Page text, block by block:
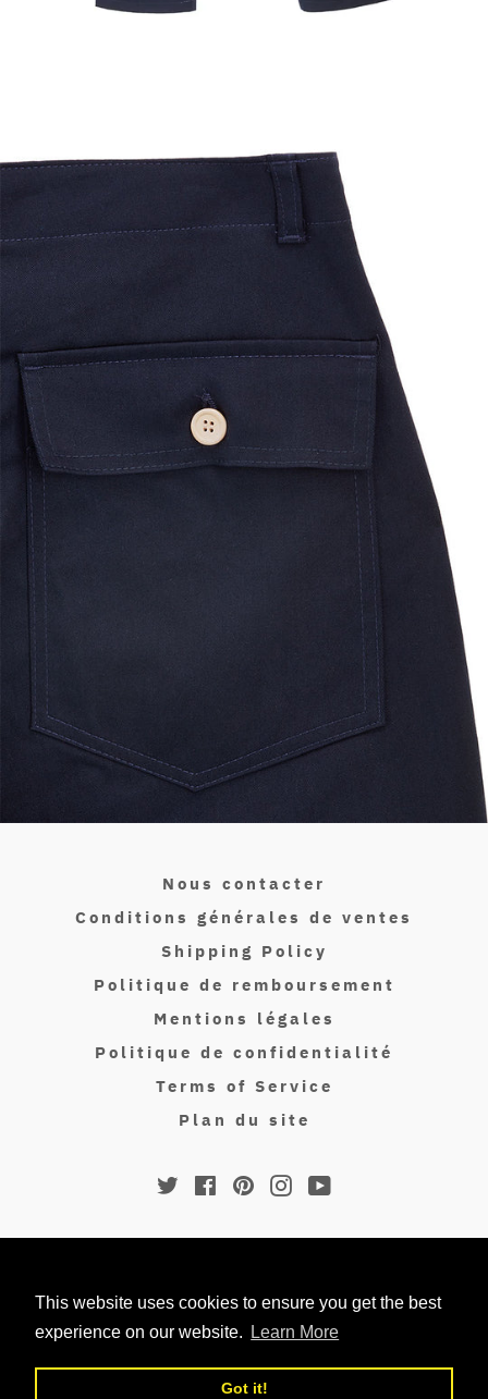
This website uses cookies to ensure you get the best
experience on our website.
Learn More
Got it!
Nous contacter
Conditions générales de ventes
Shipping Policy
Politique de remboursement
Mentions légales
Politique de confidentialité
Terms of Service
Plan du site
Twitter FacebookPinterestInstagramYouTube
Moyens
de